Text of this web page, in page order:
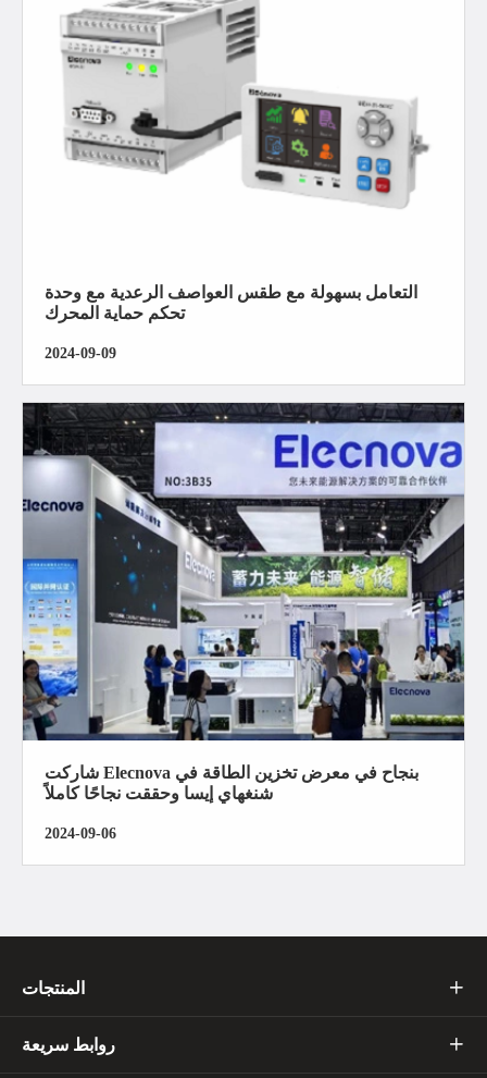
التعامل بسهولة مع طقس العواصف الرعدية مع وحدة
تحكم حماية المحرك
2024-09-09
شاركت Elecnova بنجاح في معرض تخزين الطاقة في
شنغهاي إيسا وحققت نجاحًا كاملاً
2024-09-06
المنتجات 
روابط سريعة 